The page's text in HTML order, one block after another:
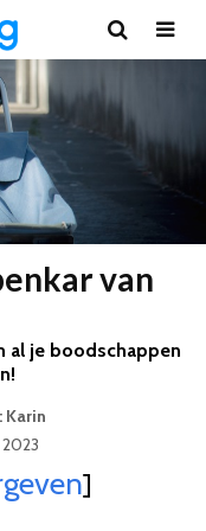
van
al je boodschappen
Karin
]